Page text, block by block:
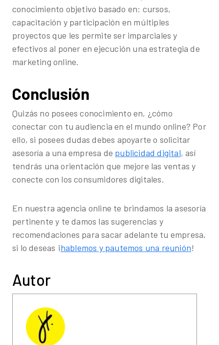
conocimiento objetivo basado en: cursos,
capacitación y participación en múltiples
proyectos que les permite ser imparciales y
efectivos al poner en ejecución una estrategia de
marketing online.
Conclusión
Quizás no posees conocimiento en, ¿cómo
conectar con tu audiencia en el mundo online? Por
ello, si posees dudas debes apoyarte o solicitar
asesoría a una empresa de publicidad digital, así
tendrás una orientación que mejore las ventas y
conecte con los consumidores digitales.
En nuestra agencia online te brindamos la asesoría
pertinente y te damos las sugerencias y
recomendaciones para sacar adelante tu empresa,
si lo deseas ¡hablemos y pautemos una reunión!
Autor